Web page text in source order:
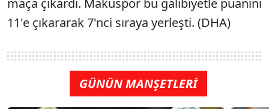
maça çıkardı. Maküspor bu galibiyetle puanını
11'e çıkararak 7'nci sıraya yerleşti. (DHA)
GÜNÜN MANŞETLERİ